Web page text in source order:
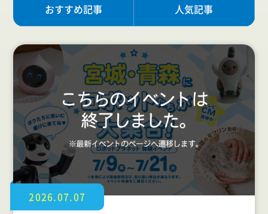
おすすめ記事 人気記事
2026.07.07